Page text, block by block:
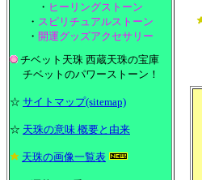
・ ヒーリングストーン
・ スピリチュアルストーン
・ 開運グッズアクセサリー
チベット天珠 西蔵天珠の宝庫
チベットのパワーストーン！
☆ サイトマップ(sitemap)
☆ 天珠の意味 概要と由来
天珠の画像一覧表